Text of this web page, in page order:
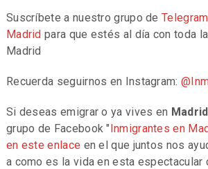
Suscríbete a nuestro grupo deTelegram
Madrid para que estés al día con toda
Madrid
Recuerda seguirnos en Instagram:
Si deseas emigrar o ya vives en
grupo de Facebook "Inmigrantes en
en este enlace en el que juntos nos
a como es la vida en esta espectacular